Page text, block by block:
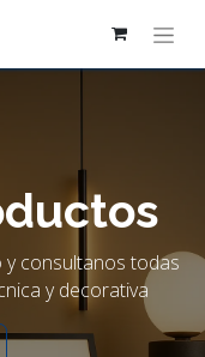
y consultanos todas
y decorativa